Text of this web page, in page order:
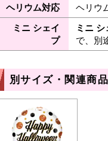
ヘリウム対応
ヘリウ
ミニ シェイ
プ
ミニ
で、別
別サイズ・関連商品